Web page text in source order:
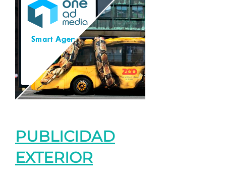
PUBLICIDAD
EXTERIOR